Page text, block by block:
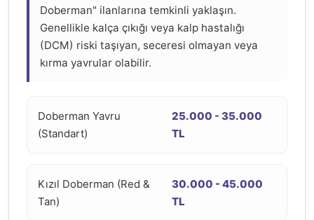
Doberman" ilanlarına temkinli yaklaşın.
Genellikle kalça çıkığı veya kalp hastalığı
(DCM) riski taşıyan, seceresi olmayan veya
kırma yavrular olabilir.
Doberman Yavru
(Standart)
25.000 - 35.000
TL
Kızıl Doberman (Red &
Tan)
30.000 - 45.000
TL